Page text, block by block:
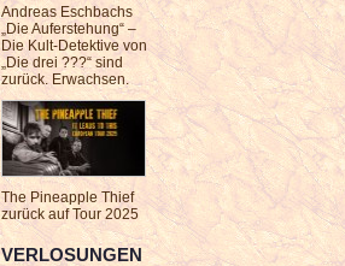
Andreas Eschbachs
„Die Auferstehung“ –
Die Kult-Detektive von
„Die drei ???“ sind
zurück. Erwachsen.
The Pineapple Thief
zurück auf Tour 2025
VERLOSUNGEN